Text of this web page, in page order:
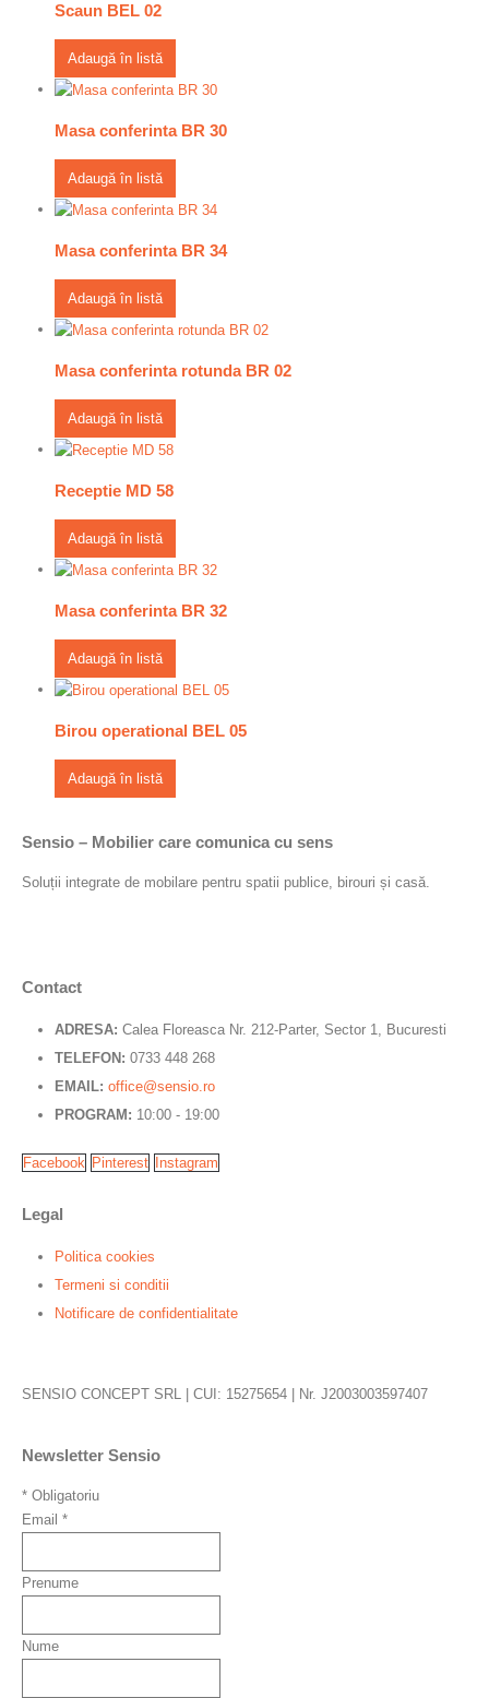
Scaun BEL 02
Adaugă în listă
Masa conferinta BR 30
Adaugă în listă
Masa conferinta BR 34
Adaugă în listă
Masa conferinta rotunda BR 02
Adaugă în listă
Receptie MD 58
Adaugă în listă
Masa conferinta BR 32
Adaugă în listă
Birou operational BEL 05
Adaugă în listă
Sensio – Mobilier care comunica cu sens
Soluții integrate de mobilare pentru spatii publice, birouri și casă.
Contact
ADRESA: Calea Floreasca Nr. 212-Parter, Sector 1, Bucuresti
TELEFON: 0733 448 268
EMAIL: office@sensio.ro
PROGRAM: 10:00 - 19:00
Facebook Pinterest Instagram
Legal
Politica cookies
Termeni si conditii
Notificare de confidentialitate
SENSIO CONCEPT SRL | CUI: 15275654 | Nr. J2003003597407
Newsletter Sensio
* Obligatoriu
Email *
Prenume
Nume